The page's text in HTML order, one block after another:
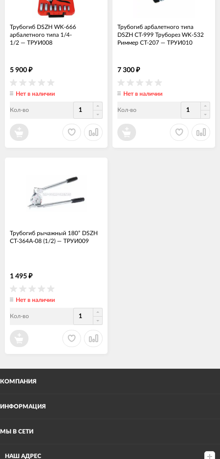
Трубогиб DSZH WK-666
арбалетного типа 1/4-
1/2 — ТРУИ008
5 900 ₽
Нет в наличии
Кол-во
Трубогиб арбалетного типа
DSZH CT-999 Труборез WK-532
Риммер CT-207 — ТРУИ010
7 300 ₽
Нет в наличии
Кол-во
Трубогиб рычажный 180° DSZH
CT-364A-08 (1/2) — ТРУИ009
1 495 ₽
Нет в наличии
Кол-во
КОМПАНИЯ
ИНФОРМАЦИЯ
МЫ В СЕТИ
НАШ АДРЕС